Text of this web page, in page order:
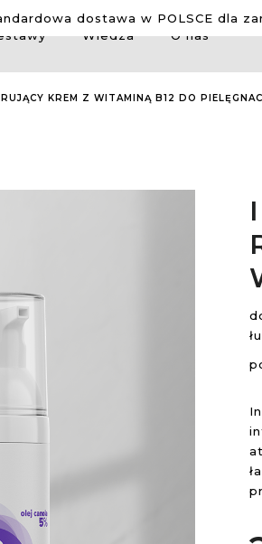
dostawa w POLSCE dla
Wiedza O nas
KREM Z WITAMINĄ B12 DO